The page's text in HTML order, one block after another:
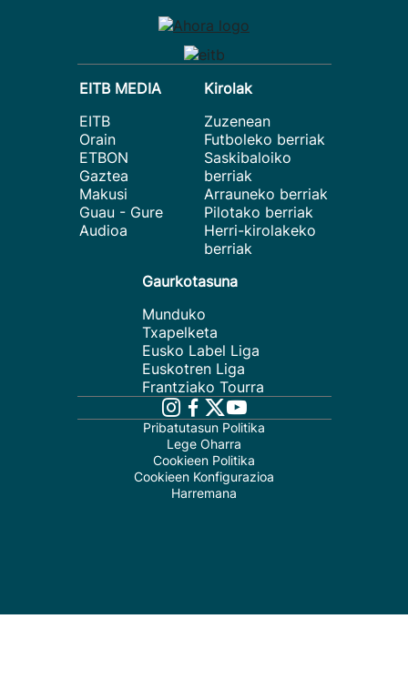
EITB MEDIA
EITB
Orain
ETBON
Gaztea
Makusi
Guau - Gure
Audioa
Kirolak
Zuzenean
Futboleko berriak
Saskibaloiko
berriak
Arrauneko berriak
Pilotako berriak
Herri-kirolakeko
berriak
Gaurkotasuna
Munduko
Txapelketa
Eusko Label Liga
Euskotren Liga
Frantziako Tourra
Pribatutasun Politika
Lege Oharra
Cookieen Politika
Cookieen Konfigurazioa
Harremana